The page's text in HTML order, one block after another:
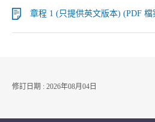
章程 1 (只提供英文版本) (PDF 檔
修訂日期 : 2026年08月04日